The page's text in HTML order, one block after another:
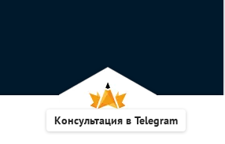
Консультация в Telegram